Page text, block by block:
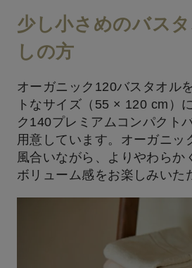
少し小さめのバス
しの方
オーガニック120バスタオル
トなサイズ（55 × 120 cm）
ク140プレミアムコンパクト
用意しています。オーガニッ
風合いながら、よりやわらか
ボリューム感をお楽しみいた